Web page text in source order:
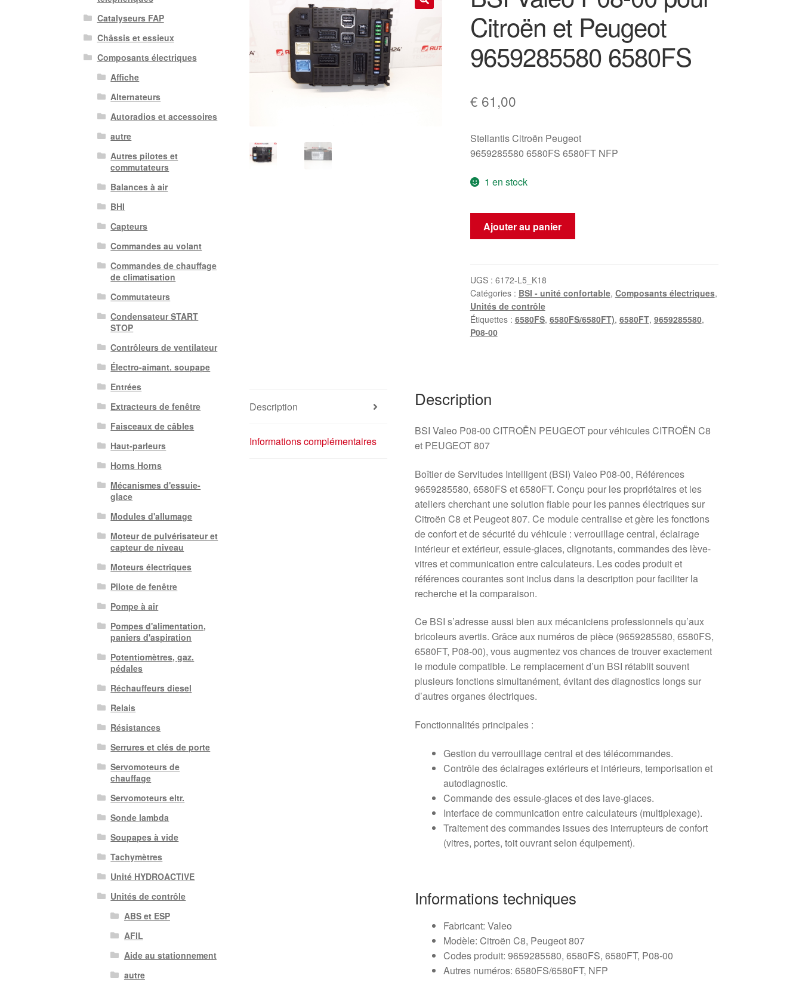
Citroën et Peugeot
9659285580 6580FS
€ 61,00
Stellantis Citroën Peugeot
9659285580 6580FS 6580FT NFP
1 en stock
quantité
P08-
00
pour
Citroën
et
Ajouter au panier
UGS : 6172-L5_K18
Catégories : BSI - unité confortable, Composants électriques,
Unités de contrôle
Étiquettes : 6580FS, 6580FS/6580FT), 6580FT, 9659285580,
P08-00
Description
Informations complémentaires
Description
BSI Valeo P08-00 CITROËN PEUGEOT pour véhicules CITROËN C8
et PEUGEOT 807
Boîtier de Servitudes Intelligent (BSI) Valeo P08-00, Références
9659285580, 6580FS et 6580FT. Conçu pour les propriétaires et les
ateliers cherchant une solution fiable pour les pannes électriques sur
Citroën C8 et Peugeot 807. Ce module centralise et gère les fonctions
de confort et de sécurité du véhicule : verrouillage central, éclairage
intérieur et extérieur, essuie-glaces, clignotants, commandes des lève-
vitres et communication entre calculateurs. Les codes produit et
références courantes sont inclus dans la description pour faciliter la
recherche et la comparaison.
Ce BSI s’adresse aussi bien aux mécaniciens professionnels qu’aux
bricoleurs avertis. Grâce aux numéros de pièce (9659285580, 6580FS,
6580FT, P08-00), vous augmentez vos chances de trouver exactement
le module compatible. Le remplacement d’un BSI rétablit souvent
plusieurs fonctions simultanément, évitant des diagnostics longs sur
d’autres organes électriques.
Fonctionnalités principales :
Gestion du verrouillage central et des télécommandes.
Contrôle des éclairages extérieurs et intérieurs, temporisation et
autodiagnostic.
Commande des essuie-glaces et des lave-glaces.
Interface de communication entre calculateurs (multiplexage).
Traitement des commandes issues des interrupteurs de confort
(vitres, portes, toit ouvrant selon équipement).
Informations techniques
Fabricant: Valeo
Modèle: Citroën C8, Peugeot 807
Codes produit: 9659285580, 6580FS, 6580FT, P08-00
Autres numéros: 6580FS/6580FT, NFP
Catalyseurs FAP
Châssis et essieux
Composants électriques
Affiche
Alternateurs
Autoradios et accessoires
autre
Autres pilotes et
commutateurs
Balances à air
BHI
Capteurs
Commandes au volant
Commandes de chauffage
de climatisation
Commutateurs
Condensateur START
STOP
Contrôleurs de ventilateur
Électro-aimant. soupape
Entrées
Extracteurs de fenêtre
Faisceaux de câbles
Haut-parleurs
Horns Horns
Mécanismes d'essuie-
glace
Modules d'allumage
Moteur de pulvérisateur et
capteur de niveau
Moteurs électriques
Pilote de fenêtre
Pompe à air
Pompes d'alimentation,
paniers d'aspiration
Potentiomètres, gaz.
pédales
Réchauffeurs diesel
Relais
Résistances
Serrures et clés de porte
Servomoteurs de
chauffage
Servomoteurs eltr.
Sonde lambda
Soupapes à vide
Tachymètres
Unité HYDROACTIVE
Unités de contrôle
ABS et ESP
AFIL
Aide au stationnement
autre